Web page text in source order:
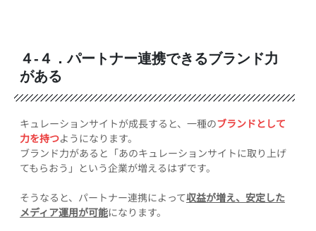
４-４．パートナー連携できるブランド力
がある
キュレーションサイトが成長すると、一種のブランドとして
力を持つようになります。
ブランド力があると「あのキュレーションサイトに取り上げ
てもらおう」という企業が増えるはずです。
そうなると、パートナー連携によって収益が増え、安定した
メディア運用が可能になります。